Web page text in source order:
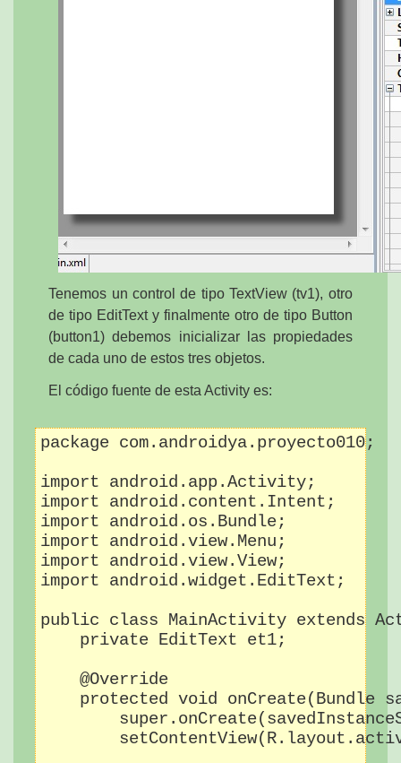
Tenemos un control de tipo TextView (tv1), otro
de tipo EditText y finalmente otro de tipo Button
(button1) debemos inicializar las propiedades
de cada uno de estos tres objetos.
El código fuente de esta Activity es:
package com.androidya.proyecto010;
import android.app.Activity;
import android.content.Intent;
import android.os.Bundle;
import android.view.Menu;
import android.view.View;
import android.widget.EditText;
public class MainActivity extends
    private EditText et1;
    @Override
protected void onCreate(Bundle